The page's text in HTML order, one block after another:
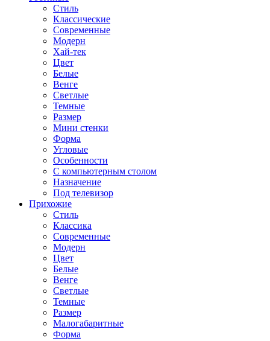
Стиль
Классические
Современные
Модерн
Хай-тек
Цвет
Белые
Венге
Светлые
Темные
Размер
Мини стенки
Форма
Угловые
Особенности
С компьютерным столом
Назначение
Под телевизор
Прихожие
Стиль
Классика
Современные
Модерн
Цвет
Белые
Венге
Светлые
Темные
Размер
Малогабаритные
Форма